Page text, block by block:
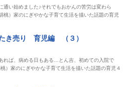
通い始めました♪それでもおかんの苦労は変わら
桃）家のにぎやかな子育て生活を描いた話題の育児
き売り 育児編 （３）
れば、病める日もある…とん吉、初めての入院で
）家のにぎやかな子育て生活を描いた話題の育児４